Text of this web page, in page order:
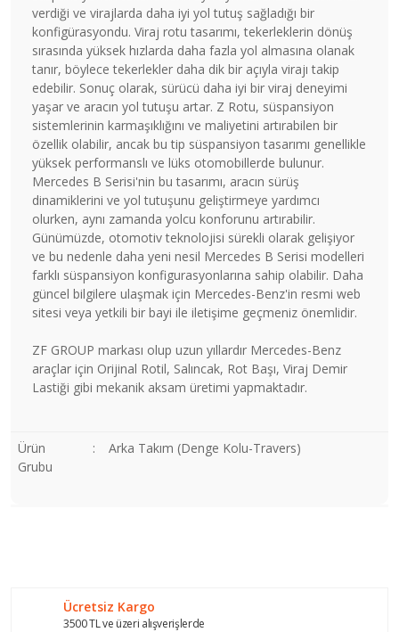
verdiği ve virajlarda daha iyi yol tutuş sağladığı bir
konfigürasyondu. Viraj rotu tasarımı, tekerleklerin dönüş
sırasında yüksek hızlarda daha fazla yol almasına olanak
tanır, böylece tekerlekler daha dik bir açıyla virajı takip
edebilir. Sonuç olarak, sürücü daha iyi bir viraj deneyimi
yaşar ve aracın yol tutuşu artar. Z Rotu, süspansiyon
sistemlerinin karmaşıklığını ve maliyetini artırabilen bir
özellik olabilir, ancak bu tip süspansiyon tasarımı genellikle
yüksek performanslı ve lüks otomobillerde bulunur.
Mercedes B Serisi'nin bu tasarımı, aracın sürüş
dinamiklerini ve yol tutuşunu geliştirmeye yardımcı
olurken, aynı zamanda yolcu konforunu artırabilir.
Günümüzde, otomotiv teknolojisi sürekli olarak gelişiyor
ve bu nedenle daha yeni nesil Mercedes B Serisi modelleri
farklı süspansiyon konfigurasyonlarına sahip olabilir. Daha
güncel bilgilere ulaşmak için Mercedes-Benz'in resmi web
sitesi veya yetkili bir bayi ile iletişime geçmeniz önemlidir.
ZF GROUP markası olup uzun yıllardır Mercedes-Benz
araçlar için Orijinal Rotil, Salıncak, Rot Başı, Viraj Demir
Lastiği gibi mekanik aksam üretimi yapmaktadır.
Ürün
Grubu
: Arka Takım (Denge Kolu-Travers)
Ürün resmi kalitesiz, bozuk veya görüntülenemiyor.
Ücretsiz Kargo
3500 TL ve üzeri alışverişlerde